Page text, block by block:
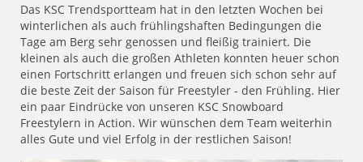
Das KSC Trendsportteam hat in den letzten Wochen bei
winterlichen als auch frühlingshaften Bedingungen die
Tage am Berg sehr genossen und fleißig trainiert. Die
kleinen als auch die großen Athleten konnten heuer schon
einen Fortschritt erlangen und freuen sich schon sehr auf
die beste Zeit der Saison für Freestyler - den Frühling. Hier
ein paar Eindrücke von unseren KSC Snowboard
Freestylern in Action. Wir wünschen dem Team weiterhin
alles Gute und viel Erfolg in der restlichen Saison!